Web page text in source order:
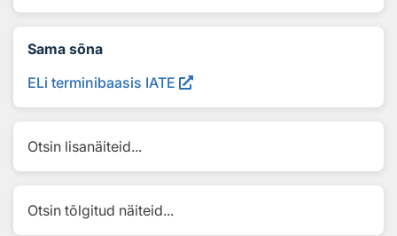
Sama sõna
ELi terminibaasis IATE
Otsin lisanäiteid...
Otsin tõlgitud näiteid...